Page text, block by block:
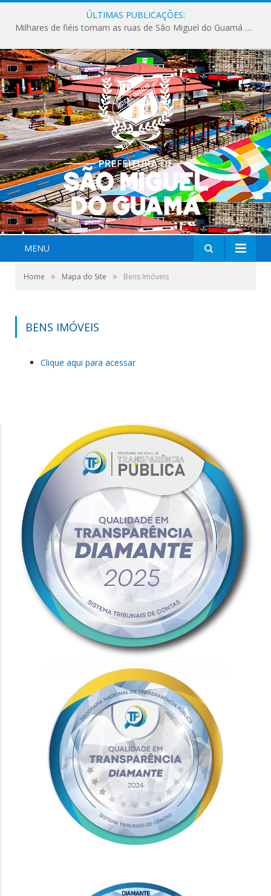
ÚLTIMAS PUBLICAÇÕES:
Milhares de fiéis tomam as ruas de São Miguel do Guamá em uma grande celebração de fé na Marcha para Jesus 2026.
MENU
Home » Mapa do Site » Bens Imóveis
BENS IMÓVEIS
Clique aqui para acessar